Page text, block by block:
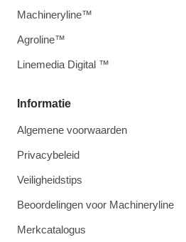
Informatie
Algemene voorwaarden
Privacybeleid
Veiligheidstips
Beoordelingen voor Machineryline
Merkcatalogus
Machineryline™
Agroline™
Linemedia Digital ™